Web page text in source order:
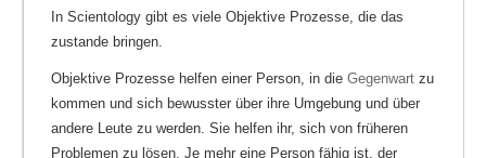
In Scientology gibt es viele Objektive Prozesse, die das
zustande bringen.
Objektive Prozesse helfen einer Person, in die Gegenwart zu
kommen und sich bewusster über ihre Umgebung und über
andere Leute zu werden. Sie helfen ihr, sich von früheren
Problemen zu lösen. Je mehr eine Person fähig ist, der